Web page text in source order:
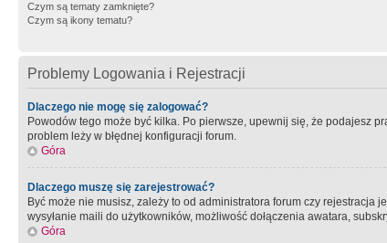
Czym są tematy zamknięte?
Czym są ikony tematu?
Problemy Logowania i Rejestracji
Dlaczego nie mogę się zalogować?
Powodów tego może być kilka. Po pierwsze, upewnij się, że podajesz
problem leży w błędnej konfiguracji forum.
Góra
Dlaczego muszę się zarejestrować?
Być może nie musisz, zależy to od administratora forum czy
wysyłanie maili do użytkowników, możliwość dołączenia awatara,
Góra